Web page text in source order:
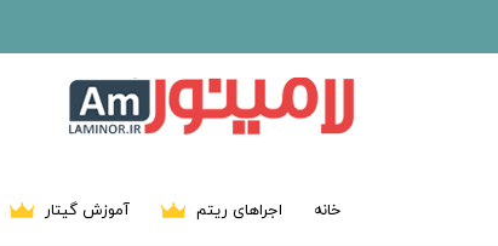
خانه اجراهای ریتم آموزش گیتار